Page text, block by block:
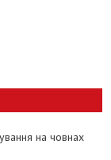
на човнах